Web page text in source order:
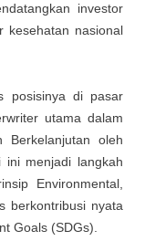
investor
kesehatan nasional
posisinya di pasar
utama dalam
Berkelanjutan oleh
ini menjadi langkah
Environmental,
berkontribusi nyata
Goals (SDGs).